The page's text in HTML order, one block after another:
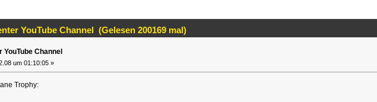
YouTube Channel (Gelesen 200169 mal)
YouTube Channel
um 01:10:05 »
Trophy: